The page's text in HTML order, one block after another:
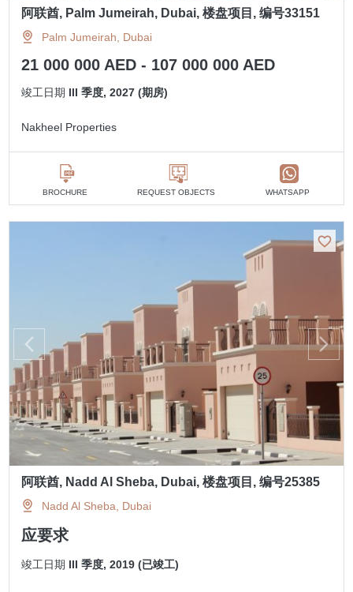
阿联酋, Palm Jumeirah, Dubai, 楼盘项目, 编号33151
Palm Jumeirah, Dubai
21 000 000 AED - 107 000 000 AED
竣工日期 III 季度, 2027 (期房)
Nakheel Properties
BROCHURE REQUEST OBJECTS WHATSAPP
阿联酋, Nadd Al Sheba, Dubai, 楼盘项目, 编号25385
Nadd Al Sheba, Dubai
应要求
竣工日期 III 季度, 2019 (已竣工)